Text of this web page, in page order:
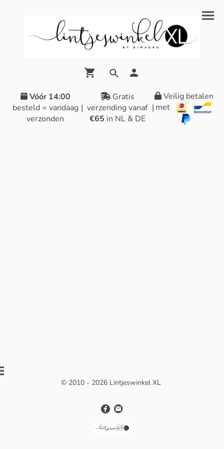
Vóór 14:00
besteld = vandaag
verzonden
|
Gratis
verzending vanaf
€65 in NL & DE
|
Veilig betalen
met
© 2010 - 2026 Lintjeswinkel XL